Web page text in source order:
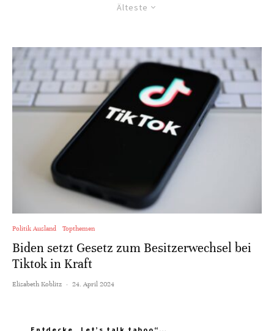
Älteste
Politik Ausland Topthemen
Biden setzt Gesetz zum Besitzerwechsel bei
Tiktok in Kraft
Elisabeth Koblitz · 24. April 2024